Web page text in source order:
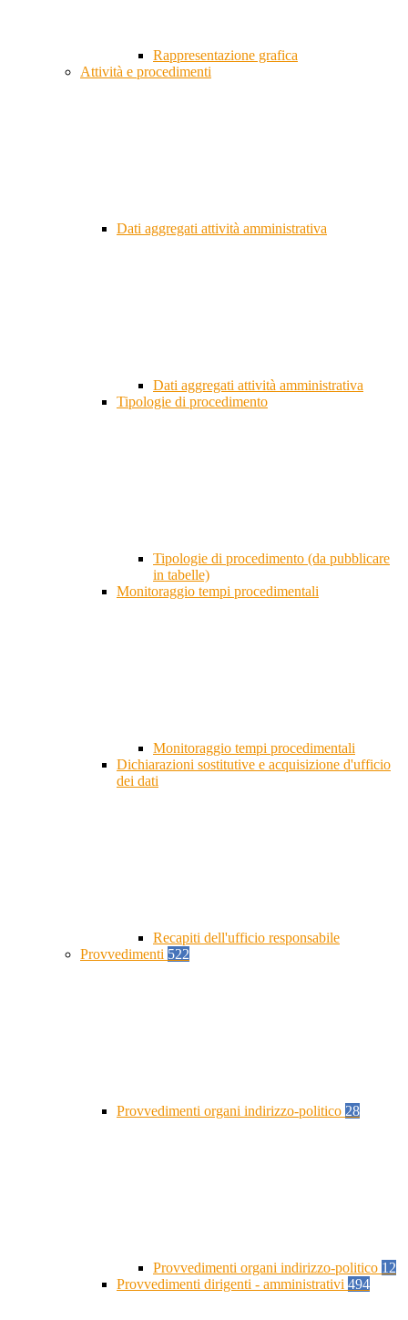
Rappresentazione grafica
Attività e procedimenti
Dati aggregati attività amministrativa
Dati aggregati attività amministrativa
Tipologie di procedimento
Tipologie di procedimento (da pubblicare
in tabelle)
Monitoraggio tempi procedimentali
Monitoraggio tempi procedimentali
Dichiarazioni sostitutive e acquisizione d'ufficio
dei dati
Recapiti dell'ufficio responsabile
Provvedimenti 522
Provvedimenti organi indirizzo-politico 28
Provvedimenti organi indirizzo-politico 12
Provvedimenti dirigenti - amministrativi 494